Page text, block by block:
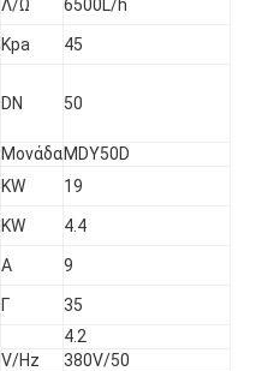
Λ/Ω
6500L/h
Kpa
45
DN 50
ΜονάδαMDY50D
KW
19
KW
4.4
Α
9
Γ
35
4.2
V/Hz
380V/50